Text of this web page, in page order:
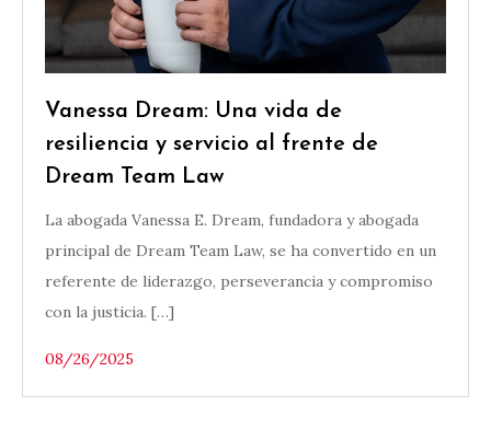
Vanessa Dream: Una vida de
resiliencia y servicio al frente de
Dream Team Law
La abogada Vanessa E. Dream, fundadora y abogada
principal de Dream Team Law, se ha convertido en un
referente de liderazgo, perseverancia y compromiso
con la justicia. […]
08/26/2025